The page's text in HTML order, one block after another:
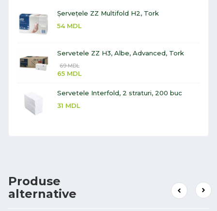
Șervețele ZZ Multifold H2, Tork
54 MDL
Servetele ZZ H3, Albe, Advanced, Tork
69MDL
65 MDL
Servetele Interfold, 2 straturi, 200 buc
31 MDL
Produse
alternative